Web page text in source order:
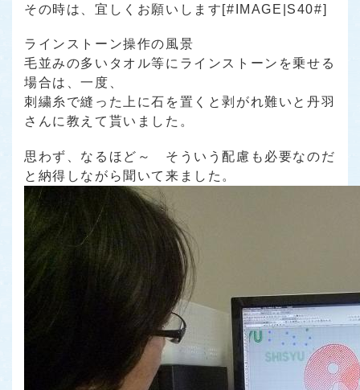
その時は、宜しくお願いします[#IMAGE|S40#]
ラインストーン操作の風景
毛並みの多いタオル等にラインストーンを乗せる
場合は、一度、
刺繍糸で縫った上に石を置くと剥がれ難いと丹羽
さんに教えて貰いました。
思わず、なるほど～ そういう配慮も必要なのだ
と納得しながら聞いて来ました。